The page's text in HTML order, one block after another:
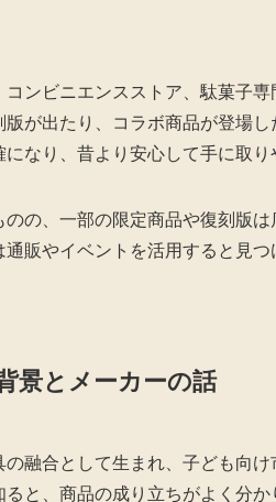
ンビニエンスストア、駄菓子
が出たり、コラボ商品が登場
なり、昔より安心して手に取り
の、一部の限定商品や復刻版
販やイベントを活用すると見つ
景とメーカーの話
融合として生まれ、子ども向
と、商品の成り立ちがよく分か